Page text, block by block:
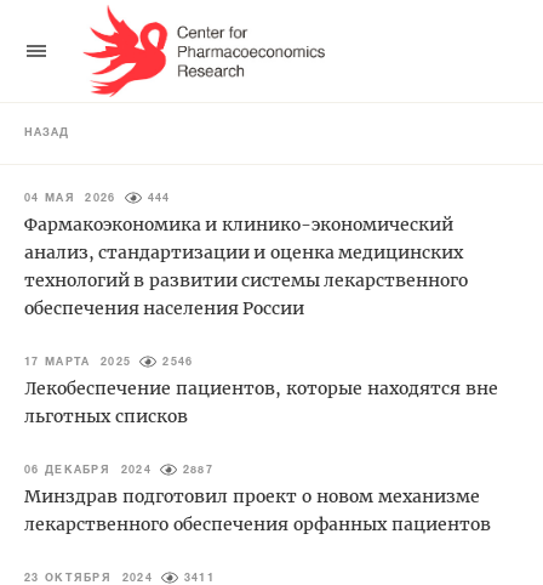
НАЗАД
04 МАЯ 2026 444
Фармакоэкономика и клинико-экономический
анализ, стандартизации и оценка медицинских
технологий в развитии системы лекарственного
обеспечения населения России
17 МАРТА 2025 2546
Лекобеспечение пациентов, которые находятся вне
льготных списков
06 ДЕКАБРЯ 2024 2887
Минздрав подготовил проект о новом механизме
лекарственного обеспечения орфанных пациентов
23 ОКТЯБРЯ 2024 3411